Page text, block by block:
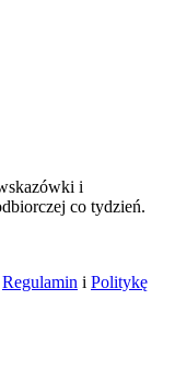
i
co tydzień.
Regulamin i Politykę